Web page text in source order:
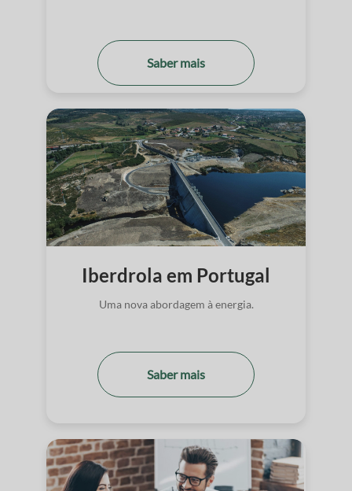
Saber mais
Iberdrola em Portugal
Uma nova abordagem à energia.
Saber mais